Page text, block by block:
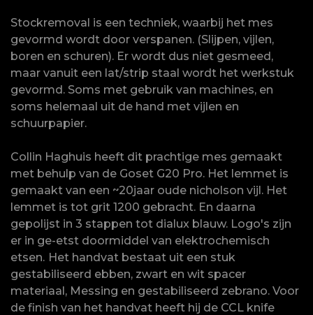
Stockremoval is een techniek, waarbij het mes
gevormd wordt door verspanen. (Slijpen, vijlen,
boren en schuren). Er wordt dus niet gesmeed,
maar vanuit een lat/strip staal wordt het werkstuk
gevormd. Soms met gebruik van machines, en
soms helemaal uit de hand met vijlen en
schuurpapier.
Collin Haghuis heeft dit prachtige mes gemaakt
met behulp van de Goset G20 Pro. Het lemmet is
gemaakt van een ~20jaar oude nicholson vijl. Het
lemmet is tot grit 1200 gebracht. En daarna
gepolijst in 3 stappen tot dialux blauw. Logo's zijn
er in ge-etst doormiddel van elektrochemisch
etsen. Het handvat bestaat uit een stuk
gestabiliseerd ebben, zwart en wit spacer
materiaal, Messing en gestabiliseerd zebrano. Voor
de finish van het handvat heeft hij de CCL knife